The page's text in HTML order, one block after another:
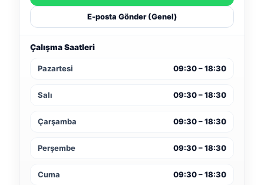
E-posta Gönder (Genel)
Çalışma Saatleri
Pazartesi 09:30 – 18:30
Salı 09:30 – 18:30
Çarşamba 09:30 – 18:30
Perşembe 09:30 – 18:30
Cuma 09:30 – 18:30